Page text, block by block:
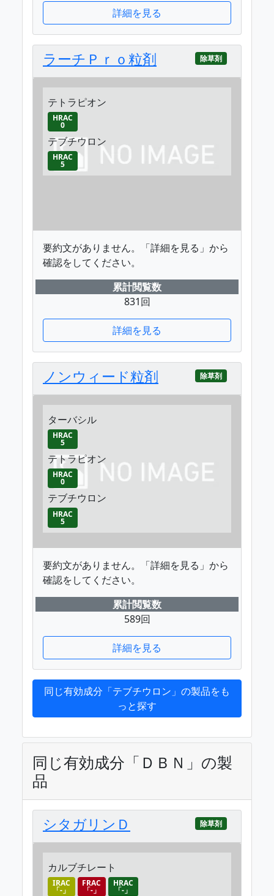
詳細を見る
ラーチＰｒｏ粒剤 除草剤
テトラピオン
HRAC
0
テブチウロン
HRAC
5
要約文がありません。「詳細を見る」から
確認をしてください。
累計閲覧数
831回
詳細を見る
ノンウィード粒剤 除草剤
ターバシル
HRAC
5
テトラピオン
HRAC
0
テブチウロン
HRAC
5
要約文がありません。「詳細を見る」から
確認をしてください。
累計閲覧数
589回
詳細を見る
同じ有効成分「テブチウロン」の製品をも
っと探す
同じ有効成分「ＤＢＮ」の製
品
シタガリンＤ 除草剤
カルブチレート
IRAC
「-」
FRAC
「-」
HRAC
「-」